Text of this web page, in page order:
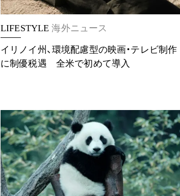
LIFESTYLE 海外ニュース
イリノイ州、環境配慮型の映画・テレビ制作
に制優税遇 全米で初めて導入